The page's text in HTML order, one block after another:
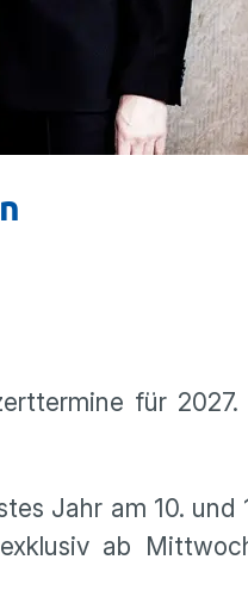
für 2027.
Jahr am 10. und
ab